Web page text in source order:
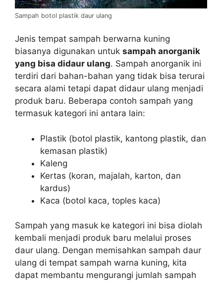
Sampah botol plastik daur ulang
Jenis tempat sampah berwarna kuning
biasanya digunakan untuk sampah anorganik
yang bisa didaur ulang. Sampah anorganik ini
terdiri dari bahan-bahan yang tidak bisa terurai
secara alami tetapi dapat didaur ulang menjadi
produk baru. Beberapa contoh sampah yang
termasuk kategori ini antara lain:
Plastik (botol plastik, kantong plastik, dan
kemasan plastik)
Kaleng
Kertas (koran, majalah, karton, dan
kardus)
Kaca (botol kaca, toples kaca)
Sampah yang masuk ke kategori ini bisa diolah
kembali menjadi produk baru melalui proses
daur ulang. Dengan memisahkan sampah daur
ulang di tempat sampah warna kuning, kita
dapat membantu mengurangi jumlah sampah